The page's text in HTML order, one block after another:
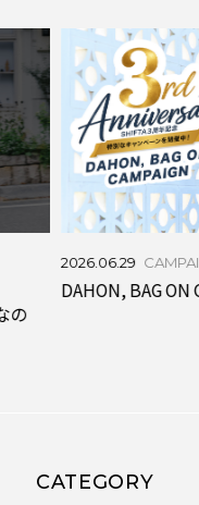
2026.06.19
K-Forth 製品仕
CATEGORY